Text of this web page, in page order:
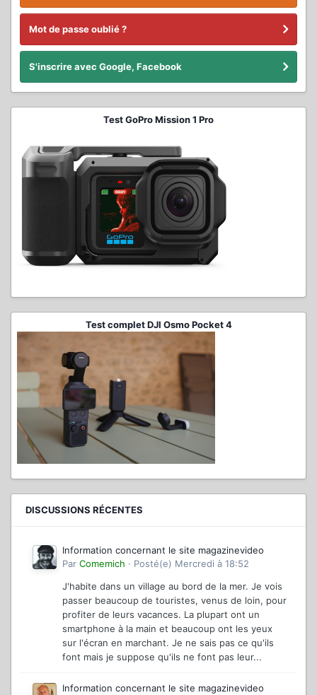
Mot de passe oublié ?
S'inscrire avec Google, Facebook
Test GoPro Mission 1 Pro
Test complet DJI Osmo Pocket 4
DISCUSSIONS RÉCENTES
Information concernant le site magazinevideo
Par Comemich · Posté(e) Mercredi à 18:52
J'habite dans un village au bord de la mer. Je vois
passer beaucoup de touristes, venus de loin, pour
profiter de leurs vacances. La plupart ont un
smartphone à la main et beaucoup ont les yeux
sur l'écran en marchant. Je ne sais pas ce qu'ils
font mais je suppose qu'ils ne font pas leur...
Information concernant le site magazinevideo